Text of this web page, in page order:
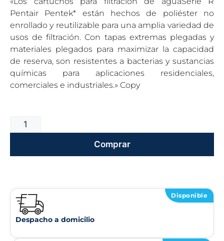
Pentair Pentek* están hechos de poliéster no
enrollado y reutilizable para una amplia variedad de
usos de filtración. Con tapas extremas plegadas y
materiales plegados para maximizar la capacidad
de reserva, son resistentes a bacterias y sustancias
químicas para aplicaciones residenciales,
comerciales e industriales.» Copy
Comprar
Disponible
Despacho a domicilio